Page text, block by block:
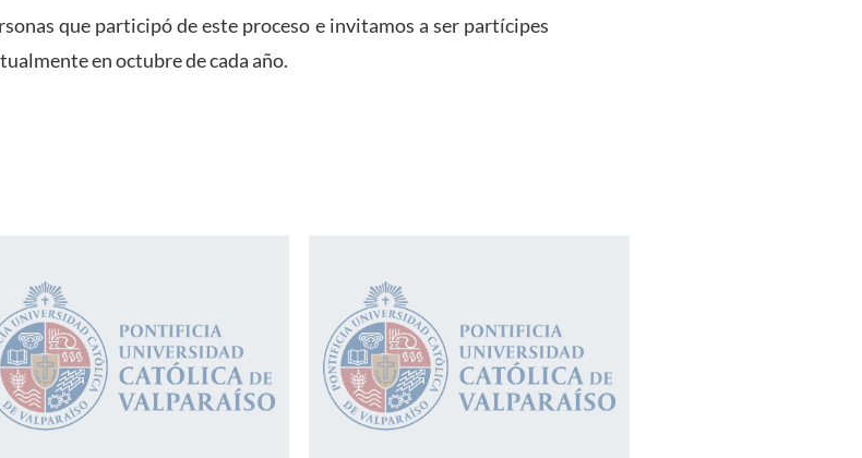
que participó de este proceso e invitamos a ser partícipes
en octubre de cada año.